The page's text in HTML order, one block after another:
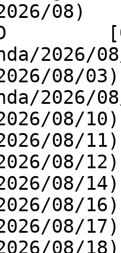
08)
D
2026/
08/
2026/
08/
08/
08/
08/
08/
08/
08/